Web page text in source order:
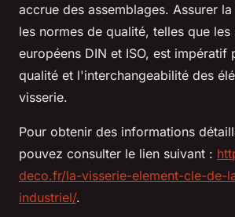
accrue des assemblages. Assurer
les normes de qualité, telles que les
européens DIN et ISO, est impératif
qualité et l'interchangeabilité des
visserie.
Pour obtenir des informations
pouvez consulter le lien suivant :
deco.fr/la-visserie-element-cle-de-
industriel/.